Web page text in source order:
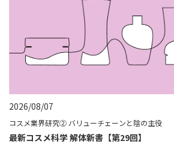
2026/08/07
コスメ業界研究② バリューチェーンと陰の主役
最新コスメ科学 解体新書【第29回】